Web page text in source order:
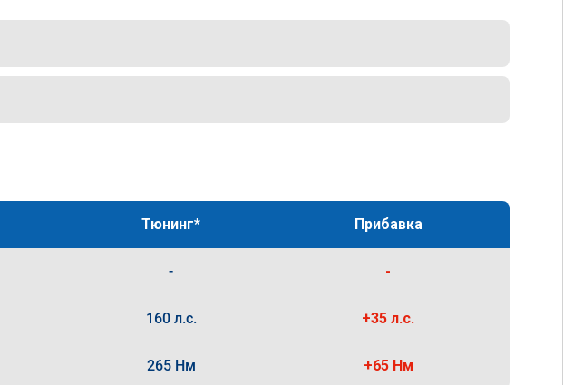
Тюнинг* Прибавка
- -
160 л.с. +35 л.с.
265 Нм +65 Нм